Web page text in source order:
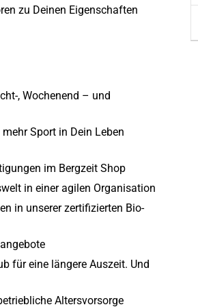
zu Deinen Eigenschaften
, Wochenend – und
Sport in Dein Leben
im Bergzeit Shop
in einer agilen Organisation
in unserer zertifizierten Bio-
für eine längere Auszeit. Und
Altersvorsorge